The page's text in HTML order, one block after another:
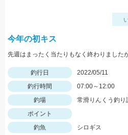
今年の初キス
釣行日
2022/05/11
釣行時間
07:00～12:00
釣場
常滑りんくう釣り
ポイント
釣魚
シロギス